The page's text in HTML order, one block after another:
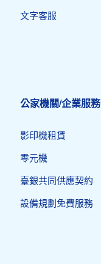
文字客服
公家機關/企業服務
影印機租賃
零元機
臺銀共同供應契約
設備規劃免費服務